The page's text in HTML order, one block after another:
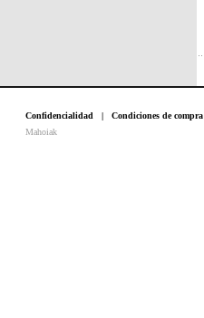
Confidencialidad | Condiciones de compra
Mahoiak